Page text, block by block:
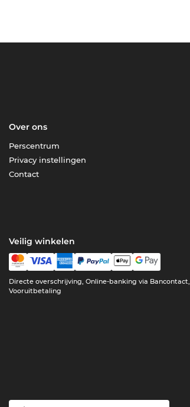
Over ons
Perscentrum
Privacy instellingen
Contact
Veilig winkelen
Directe overschrijving, Online-banking via
Vooruitbetaling